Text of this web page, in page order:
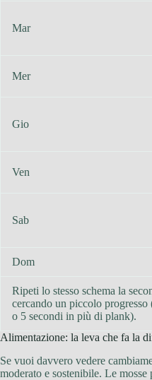
Mar
Mer
Gio
Ven
Sab
Dom
Ripeti lo stesso schema la
cercando un piccolo
o 5 secondi in più di plank).
Alimentazione: la leva che fa la
Se vuoi davvero vedere
moderato e sostenibile. Le